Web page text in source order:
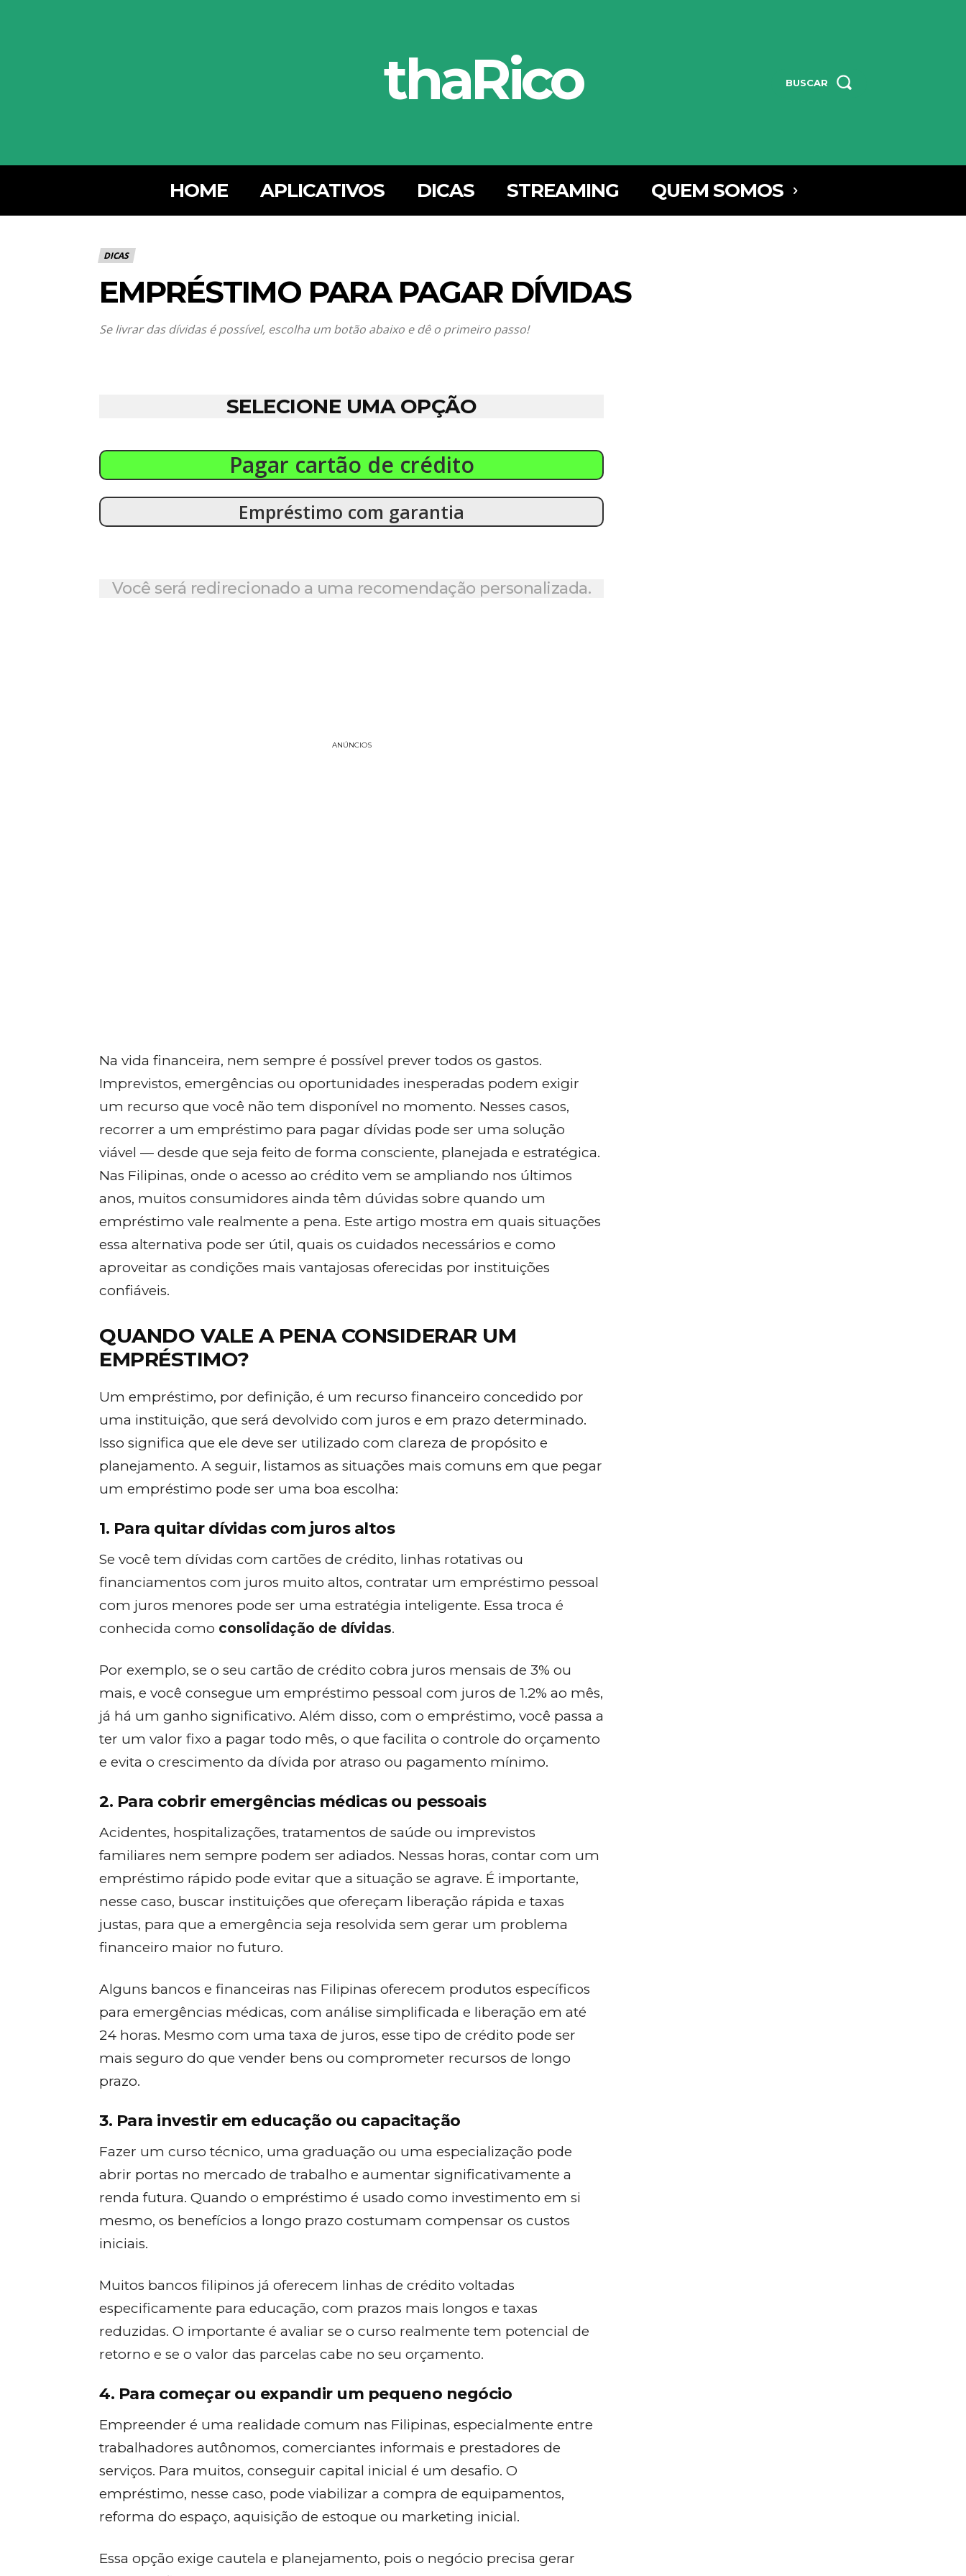
thaRico BUSCAR
HOME APLICATIVOS DICAS STREAMING QUEM SOMOS
DICAS
EMPRÉSTIMO PARA PAGAR DÍVIDAS
Se livrar das dívidas é possível, escolha um botão abaixo e dê o primeiro passo!
SELECIONE UMA OPÇÃO
Pagar cartão de crédito
Empréstimo com garantia
Você será redirecionado a uma recomendação personalizada.
ANÚNCIOS
Na vida financeira, nem sempre é possível prever todos os gastos.
Imprevistos, emergências ou oportunidades inesperadas podem exigir
um recurso que você não tem disponível no momento. Nesses casos,
recorrer a um empréstimo para pagar dívidas pode ser uma solução
viável — desde que seja feito de forma consciente, planejada e estratégica.
Nas Filipinas, onde o acesso ao crédito vem se ampliando nos últimos
anos, muitos consumidores ainda têm dúvidas sobre quando um
empréstimo vale realmente a pena. Este artigo mostra em quais situações
essa alternativa pode ser útil, quais os cuidados necessários e como
aproveitar as condições mais vantajosas oferecidas por instituições
confiáveis.
QUANDO VALE A PENA CONSIDERAR UM
EMPRÉSTIMO?
Um empréstimo, por definição, é um recurso financeiro concedido por
uma instituição, que será devolvido com juros e em prazo determinado.
Isso significa que ele deve ser utilizado com clareza de propósito e
planejamento. A seguir, listamos as situações mais comuns em que pegar
um empréstimo pode ser uma boa escolha:
1. Para quitar dívidas com juros altos
Se você tem dívidas com cartões de crédito, linhas rotativas ou
financiamentos com juros muito altos, contratar um empréstimo pessoal
com juros menores pode ser uma estratégia inteligente. Essa troca é
conhecida como consolidação de dívidas.
Por exemplo, se o seu cartão de crédito cobra juros mensais de 3% ou
mais, e você consegue um empréstimo pessoal com juros de 1.2% ao mês,
já há um ganho significativo. Além disso, com o empréstimo, você passa a
ter um valor fixo a pagar todo mês, o que facilita o controle do orçamento
e evita o crescimento da dívida por atraso ou pagamento mínimo.
2. Para cobrir emergências médicas ou pessoais
Acidentes, hospitalizações, tratamentos de saúde ou imprevistos
familiares nem sempre podem ser adiados. Nessas horas, contar com um
empréstimo rápido pode evitar que a situação se agrave. É importante,
nesse caso, buscar instituições que ofereçam liberação rápida e taxas
justas, para que a emergência seja resolvida sem gerar um problema
financeiro maior no futuro.
Alguns bancos e financeiras nas Filipinas oferecem produtos específicos
para emergências médicas, com análise simplificada e liberação em até
24 horas. Mesmo com uma taxa de juros, esse tipo de crédito pode ser
mais seguro do que vender bens ou comprometer recursos de longo
prazo.
3. Para investir em educação ou capacitação
Fazer um curso técnico, uma graduação ou uma especialização pode
abrir portas no mercado de trabalho e aumentar significativamente a
renda futura. Quando o empréstimo é usado como investimento em si
mesmo, os benefícios a longo prazo costumam compensar os custos
iniciais.
Muitos bancos filipinos já oferecem linhas de crédito voltadas
especificamente para educação, com prazos mais longos e taxas
reduzidas. O importante é avaliar se o curso realmente tem potencial de
retorno e se o valor das parcelas cabe no seu orçamento.
4. Para começar ou expandir um pequeno negócio
Empreender é uma realidade comum nas Filipinas, especialmente entre
trabalhadores autônomos, comerciantes informais e prestadores de
serviços. Para muitos, conseguir capital inicial é um desafio. O
empréstimo, nesse caso, pode viabilizar a compra de equipamentos,
reforma do espaço, aquisição de estoque ou marketing inicial.
Essa opção exige cautela e planejamento, pois o negócio precisa gerar